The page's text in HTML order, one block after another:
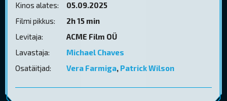
Kinos alates:
05.09.2025
Filmi pikkus:
2h 15 min
Levitaja:
ACME Film OÜ
Lavastaja:
Michael Chaves
Osatäitjad:
Vera Farmiga, Patrick Wilson